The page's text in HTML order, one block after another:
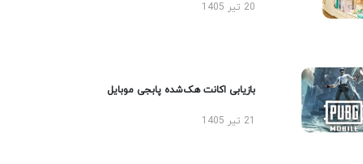
20 تیر 1405
بازیابی اکانت هک‌شده پابجی موبایل